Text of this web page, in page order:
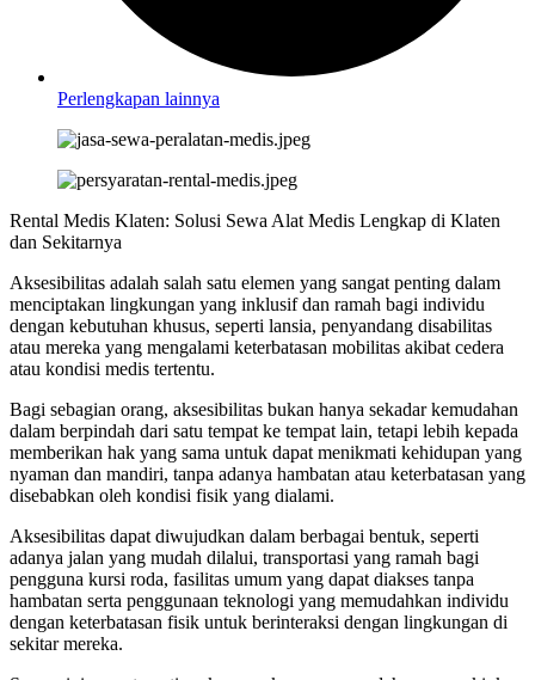
Perlengkapan lainnya
Rental Medis Klaten: Solusi Sewa Alat Medis Lengkap di Klaten
dan Sekitarnya
Aksesibilitas adalah salah satu elemen yang sangat penting dalam
menciptakan lingkungan yang inklusif dan ramah bagi individu
dengan kebutuhan khusus, seperti lansia, penyandang disabilitas
atau mereka yang mengalami keterbatasan mobilitas akibat cedera
atau kondisi medis tertentu.
Bagi sebagian orang, aksesibilitas bukan hanya sekadar kemudahan
dalam berpindah dari satu tempat ke tempat lain, tetapi lebih kepada
memberikan hak yang sama untuk dapat menikmati kehidupan yang
nyaman dan mandiri, tanpa adanya hambatan atau keterbatasan yang
disebabkan oleh kondisi fisik yang dialami.
Aksesibilitas dapat diwujudkan dalam berbagai bentuk, seperti
adanya jalan yang mudah dilalui, transportasi yang ramah bagi
pengguna kursi roda, fasilitas umum yang dapat diakses tanpa
hambatan serta penggunaan teknologi yang memudahkan individu
dengan keterbatasan fisik untuk berinteraksi dengan lingkungan di
sekitar mereka.